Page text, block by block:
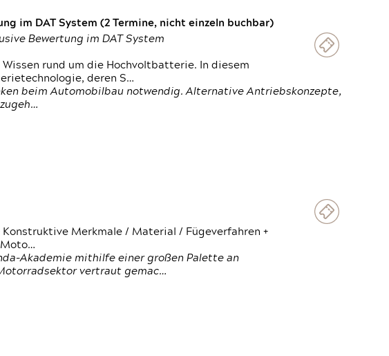
im DAT System (2 Termine, nicht einzeln buchbar)
Bewertung im DAT System
rund um die Hochvoltbatterie. In diesem
deren S…
beim Automobilbau notwendig. Alternative Antriebskonzepte,
Merkmale / Material / Fügeverfahren +
Moto…
Akademie mithilfe einer großen Palette an
vertraut gemac…